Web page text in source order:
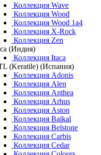
Коллекция Wave
Коллекция Wood
Коллекция Wood 1a4
Коллекция X-Rock
Коллекция Zen
(Индия)
Коллекция Itaca
(Keratile) (Испания)
Коллекция Adonis
Коллекция Alen
Коллекция Anthea
Коллекция Arhus
Коллекция Aston
Коллекция Baikal
Коллекция Belstone
Коллекция Carbis
Коллекция Cedar